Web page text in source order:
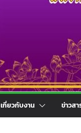
เกี่ยวกับงาน ข่าวสา